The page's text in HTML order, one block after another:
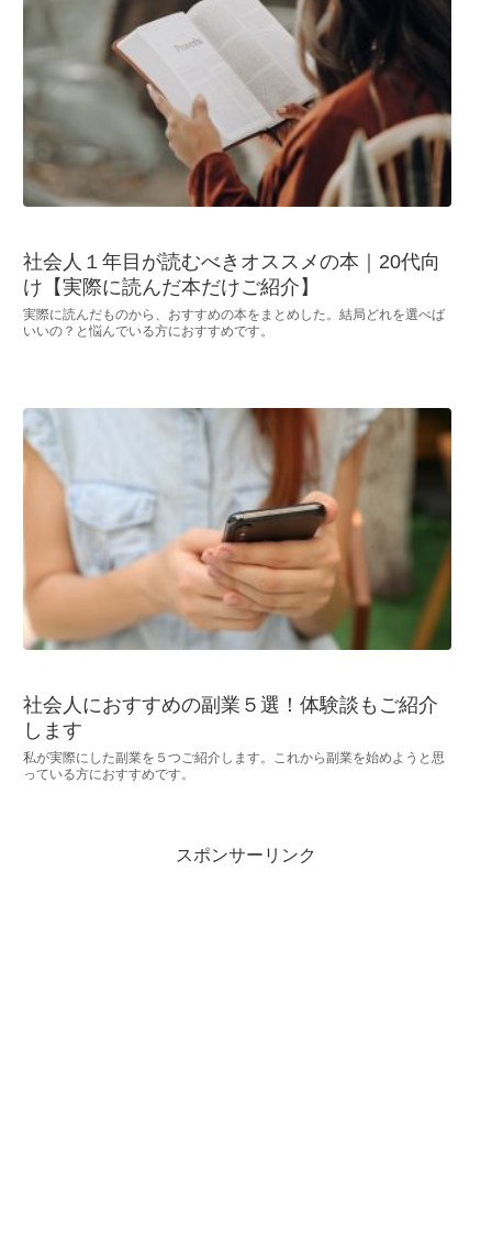
社会人１年目が読むべきオススメの本｜20代向
け【実際に読んだ本だけご紹介】
実際に読んだものから、おすすめの本をまとめした。結局どれを選べば
いいの？と悩んでいる方におすすめです。
社会人におすすめの副業５選！体験談もご紹介
します
私が実際にした副業を５つご紹介します。これから副業を始めようと思
っている方におすすめです。
スポンサーリンク